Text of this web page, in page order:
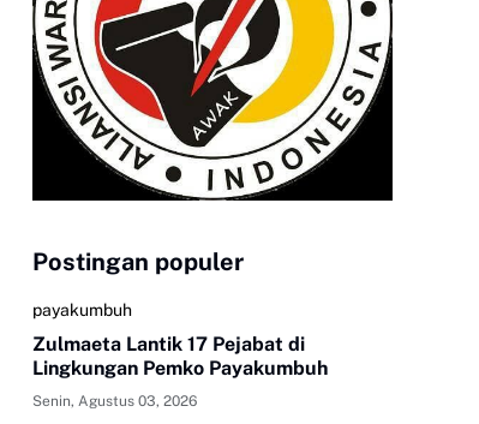
Postingan populer
payakumbuh
Zulmaeta Lantik 17 Pejabat di
Lingkungan Pemko Payakumbuh
Senin, Agustus 03, 2026